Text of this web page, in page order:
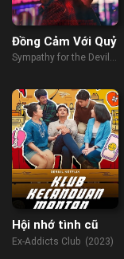
Đồng Cảm Với Quỷ
Sympathy for the Devil
Hội nhớ tình cũ
Ex-Addicts Club (2023)